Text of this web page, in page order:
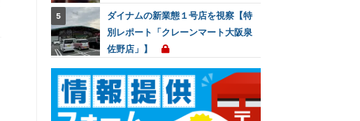
ダイナムの新業態１号店を視察【特
別レポート「クレーンマート大阪泉
佐野店」】